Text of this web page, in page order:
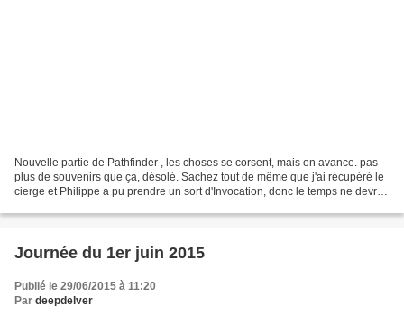
Nouvelle partie de Pathfinder , les choses se corsent, mais on avance. pas
plus de souvenirs que ça, désolé. Sachez tout de même que j'ai récupéré le
cierge et Philippe a pu prendre un sort d'Invocation, donc le temps ne devrait
Journée du 1er juin 2015
Publié le 29/06/2015 à 11:20
Par deepdelver